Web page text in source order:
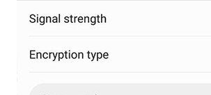
5.然后用智能手机连接到无人机。